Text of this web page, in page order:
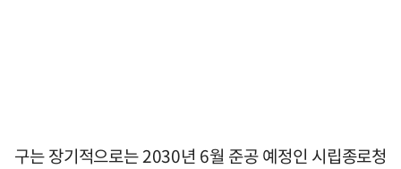
구는 장기적으로는 2030년 6월 준공 예정인 시립종로청